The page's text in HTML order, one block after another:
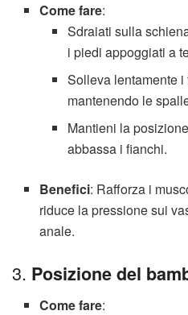
Come fare:
Sdraiati sulla
i piedi appoggiati a
Solleva lentamente i
mantenendo le
Mantieni la
abbassa i fianchi.
Benefici: Rafforza i
riduce la pressione sui
anale.
3. Posizione del
Come fare: